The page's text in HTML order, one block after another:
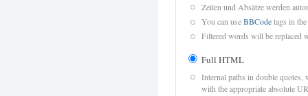
Zeilen und Absätze werden
You can useBBCodetags in
Filtered words will be replaced
Full HTML
Internal paths in double quotes,
with the appropriate absolute